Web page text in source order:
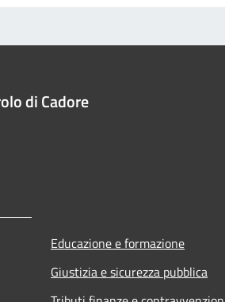
di Cadore
Educazione e formazione
Giustizia e sicurezza pubblica